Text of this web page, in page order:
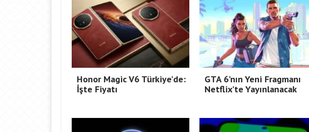
Honor Magic V6 Türkiye’de:
İşte Fiyatı
GTA 6’nın Yeni Fragmanı
Netflix’te Yayınlanacak